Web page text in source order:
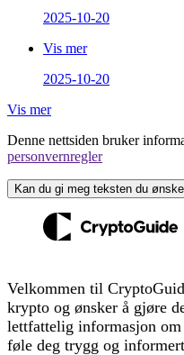
2025-10-20
Vis mer
2025-10-20
Vis mer
Denne nettsiden bruker
personvernregler
Kan du gi meg teksten du
Velkommen til
krypto og ønsker å gjøre
lettfattelig informasjon
føle deg trygg og